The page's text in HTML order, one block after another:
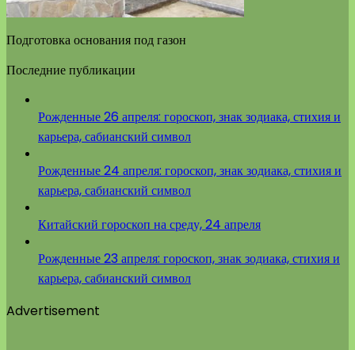
Подготовка основания под газон
Последние публикации
Рожденные 26 апреля: гороскоп, знак зодиака, стихия и
карьера, сабианский символ
Рожденные 24 апреля: гороскоп, знак зодиака, стихия и
карьера, сабианский символ
Китайский гороскоп на среду, 24 апреля
Рожденные 23 апреля: гороскоп, знак зодиака, стихия и
карьера, сабианский символ
Advertisement